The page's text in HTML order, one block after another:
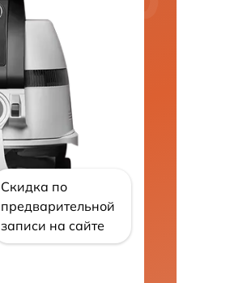
Скидка по
предварительной
записи на сайте